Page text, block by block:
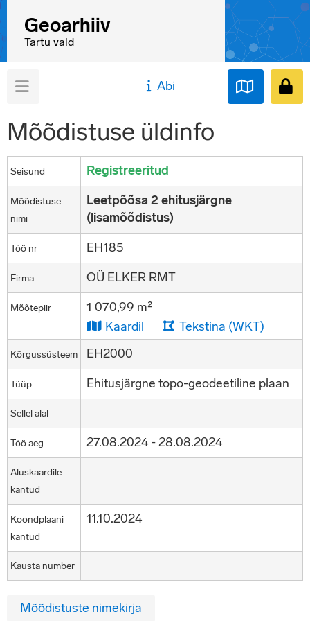
Geoarhiiv
Tartu vald
Abi
Mõõdistuse üldinfo
Seisund Registreeritud
Mõõdistuse
nimi
Leetpõõsa 2 ehitusjärgne
(lisamõõdistus)
Töö nr EH185
Firma OÜ ELKER RMT
Mõõtepiir
1 070,99 m²
Kaardil
Tekstina (WKT)
Kõrgussüsteem EH2000
Tüüp Ehitusjärgne topo-geodeetiline plaan
Sellel alal
Töö aeg 27.08.2024 - 28.08.2024
Aluskaardile
kantud
Koondplaani
kantud
11.10.2024
Kausta number
Mõõdistuste nimekirja